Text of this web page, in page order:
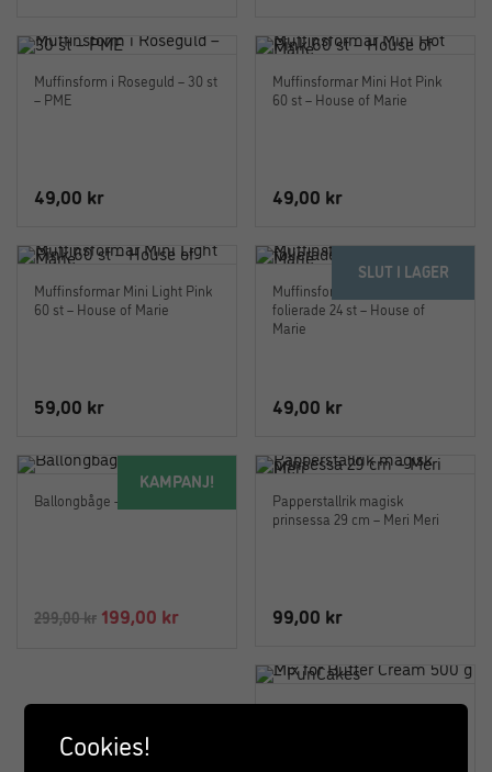
Muffinsform i Roseguld – 30 st
– PME
49,00 kr
Muffinsformar Mini Hot Pink
60 st – House of Marie
49,00 kr
Muffinsformar Mini Light Pink
60 st – House of Marie
59,00 kr
SLUT I LAGER
Muffinsformar Ljusrosa
folierade 24 st – House of
Marie
49,00 kr
KAMPANJ!
Ballongbåge – Roseguld
299,00kr Det
var:
199,00 krDet
är:
Papperstallrik magisk
prinsessa 29 cm – Meri Meri
99,00 kr
Mix for Butter Cream 500 g –
Cookies!